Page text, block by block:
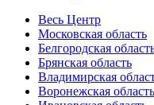
Весь Центр
Московская область
Белгородская
Брянская область
Владимирская
Воронежская область